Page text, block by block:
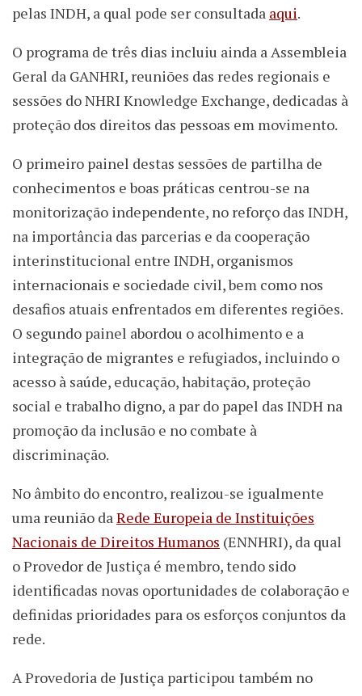
pelas INDH, a qual pode ser consultada aqui.
O programa de três dias incluiu ainda a Assembleia
Geral da GANHRI, reuniões das redes regionais e
sessões do NHRI Knowledge Exchange, dedicadas à
proteção dos direitos das pessoas em movimento.
O primeiro painel destas sessões de partilha de
conhecimentos e boas práticas centrou-se na
monitorização independente, no reforço das INDH,
na importância das parcerias e da cooperação
interinstitucional entre INDH, organismos
internacionais e sociedade civil, bem como nos
desafios atuais enfrentados em diferentes regiões.
O segundo painel abordou o acolhimento e a
integração de migrantes e refugiados, incluindo o
acesso à saúde, educação, habitação, proteção
social e trabalho digno, a par do papel das INDH na
promoção da inclusão e no combate à
discriminação.
No âmbito do encontro, realizou-se igualmente
uma reunião daRede Europeia de Instituições
Nacionais de Direitos Humanos (ENNHRI), da qual
o Provedor de Justiça é membro, tendo sido
identificadas novas oportunidades de colaboração e
definidas prioridades para os esforços conjuntos da
rede.
A Provedoria de Justiça participou também no